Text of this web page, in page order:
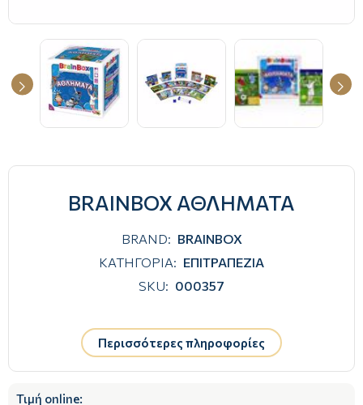
BRAINBOX ΑΘΛΗΜΑΤΑ
BRAND: BRAINBOX
ΚΑΤΗΓΟΡΙΑ: ΕΠΙΤΡΑΠΕΖΙΑ
SKU: 000357
Περισσότερες πληροφορίες
Τιμή online: